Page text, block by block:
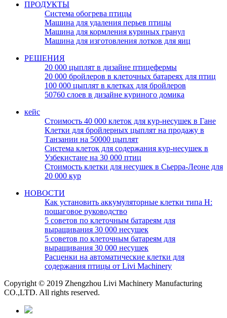
ПРОДУКТЫ
Система обогрева птицы
Машина для удаления перьев птицы
Машина для кормления куриных гранул
Машина для изготовления лотков для яиц
РЕШЕНИЯ
20 000 цыплят в дизайне птицефермы
20 000 бройлеров в клеточных батареях для птиц
100 000 цыплят в клетках для бройлеров
50760 слоев в дизайне куриного домика
кейс
Стоимость 40 000 клеток для кур-несушек в Гане
Клетки для бройлерных цыплят на продажу в
Танзании на 50000 цыплят
Система клеток для содержания кур-несушек в
Узбекистане на 30 000 птиц
Стоимость клетки для несушек в Сьерра-Леоне для
20 000 кур
НОВОСТИ
Как установить аккумуляторные клетки типа H:
пошаговое руководство
5 советов по клеточным батареям для
выращивания 30 000 несушек
5 советов по клеточным батареям для
выращивания 30 000 несушек
Расценки на автоматические клетки для
содержания птицы от Livi Machinery
Copyright © 2019 Zhengzhou Livi Machinery Manufacturing
CO.,LTD. All rights reserved.